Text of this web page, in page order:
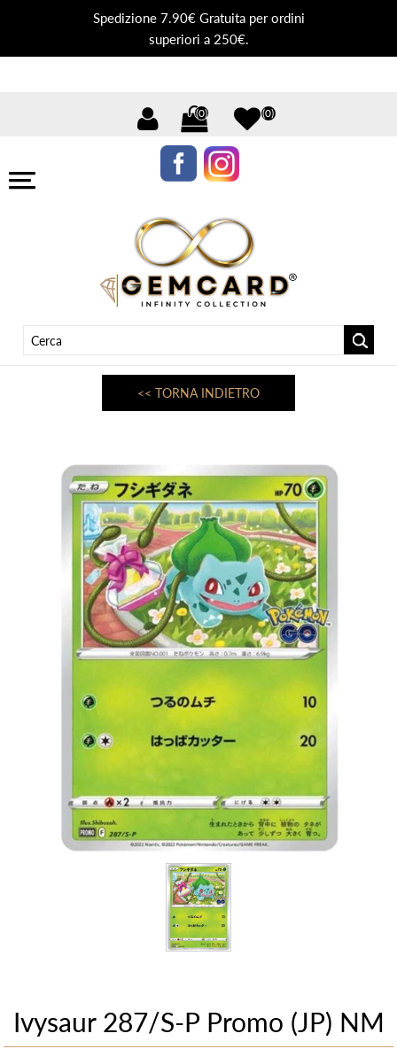
Spedizione 7.90€ Gratuita per ordini
superiori a 250€.
(0) (0)
<< TORNA INDIETRO
Ivysaur 287/S-P Promo (JP) NM